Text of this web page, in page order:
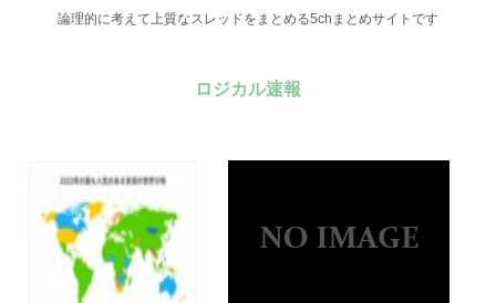
論理的に考えて上質なスレッドをまとめる5chまとめサイトです
ロジカル速報